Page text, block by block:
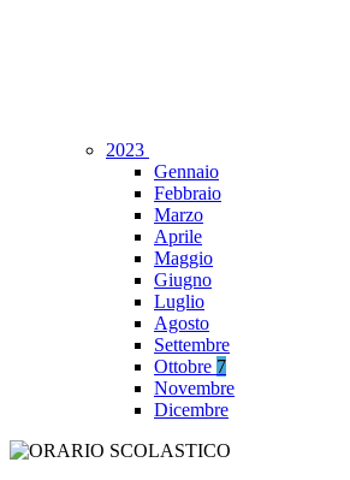
2023
Gennaio
Febbraio
Marzo
Aprile
Maggio
Giugno
Luglio
Agosto
Settembre
Ottobre 7
Novembre
Dicembre